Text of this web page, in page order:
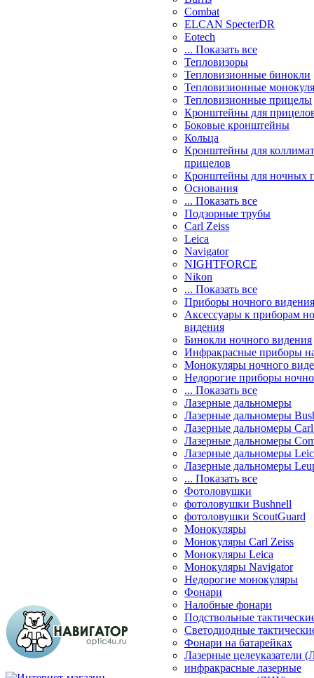
Combat
ELCAN SpecterDR
Eotech
... Показать все
Тепловизоры
Тепловизионные бинокли
Тепловизионные
Тепловизионные прицелы
Кронштейны для
Боковые кронштейны
Кольца
Кронштейны для
прицелов
Кронштейны для ночных
Основания
... Показать все
Подзорные трубы
Carl Zeiss
Leica
Navigator
NIGHTFORCE
Nikon
... Показать все
Приборы ночного видения
Аксессуары к приборам
видения
Бинокли ночного видения
Инфракрасные приборы
Монокуляры ночного
Недорогие приборы
... Показать все
Лазерные дальномеры
Лазерные дальномеры
Лазерные дальномеры
Лазерные дальномеры
Лазерные дальномеры
Лазерные дальномеры
... Показать все
Фотоловушки
фотоловушки Bushnell
фотоловушки ScoutGuard
Монокуляры
Монокуляры Carl Zeiss
Монокуляры Leica
Монокуляры Navigator
Недорогие монокуляры
Фонари
Налобные фонари
Подствольные
Светодиодные
Фонари на батарейках
Лазерные целеуказатели
инфракрасные лазерные